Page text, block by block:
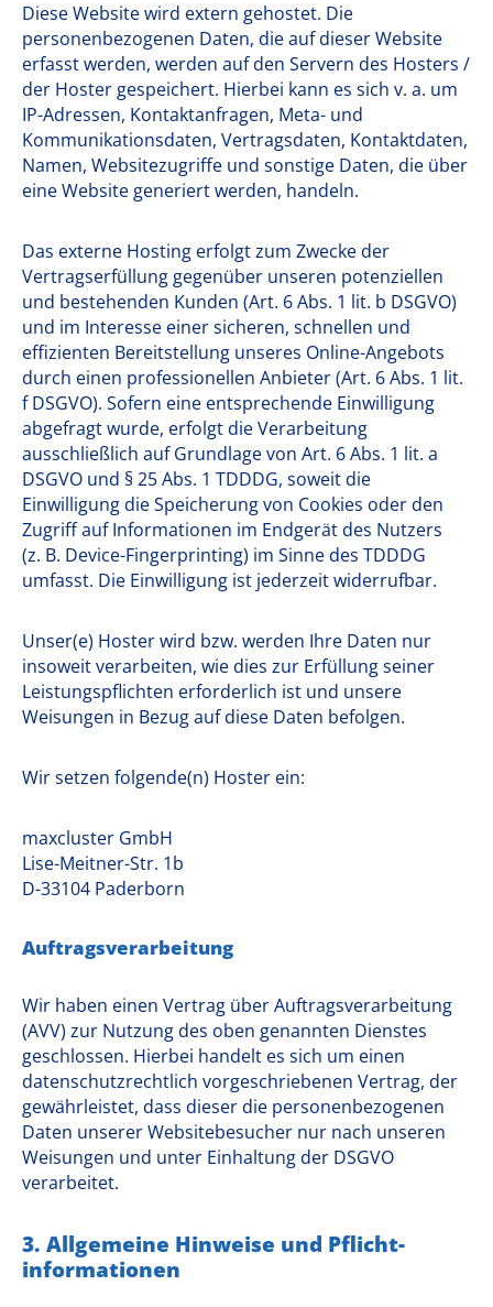
Diese Website wird extern gehostet. Die
personenbezogenen Daten, die auf dieser Website
erfasst werden, werden auf den Servern des Hosters /
der Hoster gespeichert. Hierbei kann es sich v. a. um
IP-Adressen, Kontaktanfragen, Meta- und
Kommunikationsdaten, Vertragsdaten, Kontaktdaten,
Namen, Websitezugriffe und sonstige Daten, die über
eine Website generiert werden, handeln.
Das externe Hosting erfolgt zum Zwecke der
Vertragserfüllung gegenüber unseren potenziellen
und bestehenden Kunden (Art. 6 Abs. 1 lit. b DSGVO)
und im Interesse einer sicheren, schnellen und
effizienten Bereitstellung unseres Online-Angebots
durch einen professionellen Anbieter (Art. 6 Abs. 1 lit.
f DSGVO). Sofern eine entsprechende Einwilligung
abgefragt wurde, erfolgt die Verarbeitung
ausschließlich auf Grundlage von Art. 6 Abs. 1 lit. a
DSGVO und § 25 Abs. 1 TDDDG, soweit die
Einwilligung die Speicherung von Cookies oder den
Zugriff auf Informationen im Endgerät des Nutzers
(z. B. Device-Fingerprinting) im Sinne des TDDDG
umfasst. Die Einwilligung ist jederzeit widerrufbar.
Unser(e) Hoster wird bzw. werden Ihre Daten nur
insoweit verarbeiten, wie dies zur Erfüllung seiner
Leistungspflichten erforderlich ist und unsere
Weisungen in Bezug auf diese Daten befolgen.
Wir setzen folgende(n) Hoster ein:
maxcluster GmbH
Lise-Meitner-Str. 1b
D-33104 Paderborn
Auftragsverarbeitung
Wir haben einen Vertrag über Auftragsverarbeitung
(AVV) zur Nutzung des oben genannten Dienstes
geschlossen. Hierbei handelt es sich um einen
datenschutzrechtlich vorgeschriebenen Vertrag, der
gewährleistet, dass dieser die personenbezogenen
Daten unserer Websitebesucher nur nach unseren
Weisungen und unter Einhaltung der DSGVO
verarbeitet.
3. Allgemeine Hinweise und Pflicht­
informationen